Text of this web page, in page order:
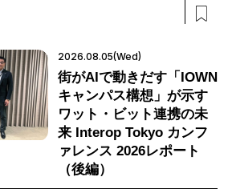
2026.08.05(Wed)
街がAIで動きだす「IOWN
キャンパス構想」が示す
ワット・ビット連携の未
来 Interop Tokyo カンフ
ァレンス 2026レポート
（後編）